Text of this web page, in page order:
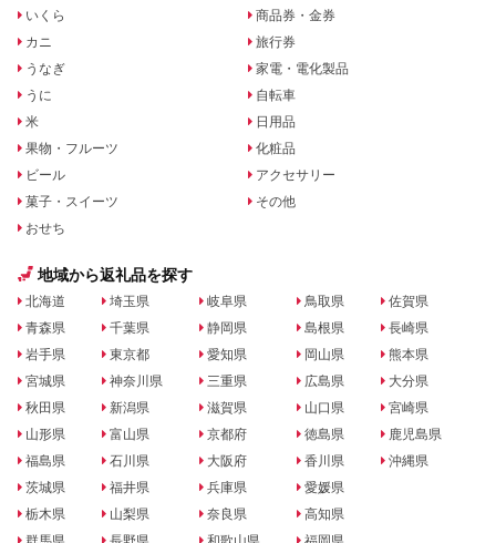
いくら
カニ
うなぎ
うに
米
果物・フルーツ
ビール
菓子・スイーツ
おせち
商品券・金券
旅行券
家電・電化製品
自転車
日用品
化粧品
アクセサリー
その他
地域から返礼品を探す
北海道
青森県
岩手県
宮城県
秋田県
山形県
福島県
茨城県
栃木県
埼玉県
千葉県
東京都
神奈川県
新潟県
富山県
石川県
福井県
山梨県
岐阜県
静岡県
愛知県
三重県
滋賀県
京都府
大阪府
兵庫県
奈良県
鳥取県
島根県
岡山県
広島県
山口県
徳島県
香川県
愛媛県
高知県
佐賀県
長崎県
熊本県
大分県
宮崎県
鹿児島県
沖縄県